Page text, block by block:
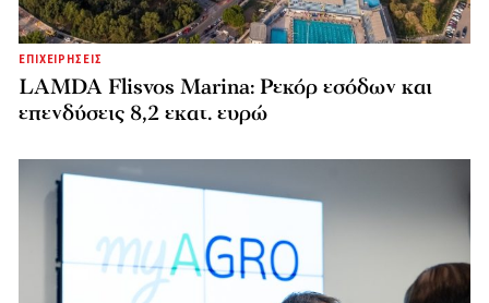
ΕΠΙΧΕΙΡΗΣΕΙΣ
LAMDA Flisvos Marina: Ρεκόρ εσόδων και
επενδύσεις 8,2 εκατ. ευρώ